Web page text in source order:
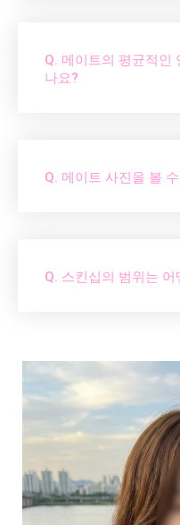
Q. 메이트의 평균적인
나요?
Q. 메이트 사진을 볼
Q. 스킨십의 범위는 어